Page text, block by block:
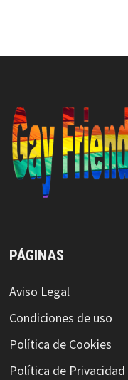
PÁGINAS
Aviso Legal
Condiciones de uso
Política de Cookies
Política de Privacidad